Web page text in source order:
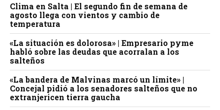
Clima en Salta | El segundo fin de semana de
agosto llega con vientos y cambio de
temperatura
«La situación es dolorosa» | Empresario pyme
habló sobre las deudas que acorralan a los
salteños
«La bandera de Malvinas marcó un límite» |
Concejal pidió a los senadores salteños que no
extranjericen tierra gaucha